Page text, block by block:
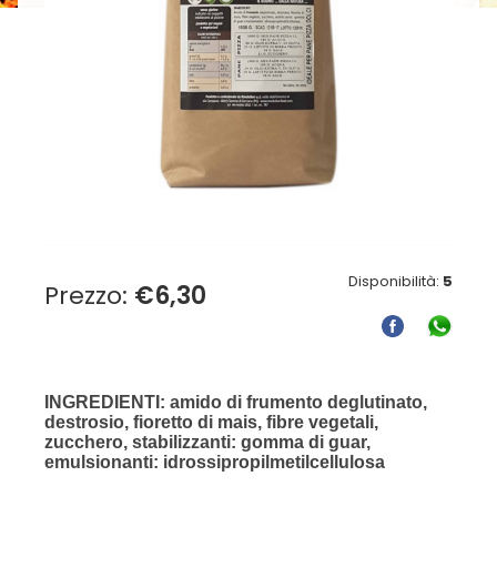
Prezzo: €6,30 Disponibilità: 5